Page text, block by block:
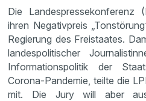
Die
ihren Negativpreis
Regierung des Freistaates.
landespolitischer
Informationspolitik der
Corona-Pandemie, teilte die
mit. Die Jury will aber